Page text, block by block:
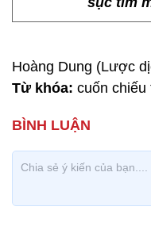
30cm và 300-400
Khác với cuốn chiếu
cơ thể cảm nhận môi